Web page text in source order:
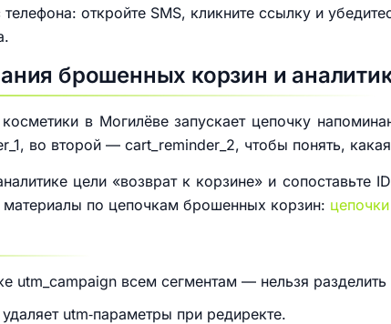
откройте SMS, кликните ссылку и
брошенных корзин и
в Могилёве запускает цепочку
во второй — cart_reminder_2, чтобы понять,
цели «возврат к корзине» и сопоставьте
материалы по цепочкам брошенных корзин:
utm_campaign всем сегментам — нельзя разделить
utm‑параметры при редиректе.